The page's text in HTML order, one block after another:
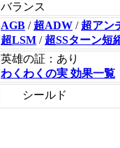
バランス
AGB / 超ADW / 超アン
超LSM / 超SSターン短
英雄の証：あり
わくわくの実 効果一覧
シールド